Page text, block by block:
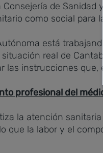
Consejería de
como social para
está
real de
las instrucciones
profesional del
la atención
que la labor y el